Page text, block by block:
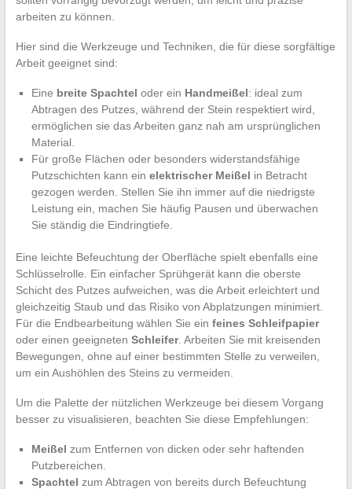
arbeiten zu können.
Hier sind die Werkzeuge und Techniken, die für diese sorgfältige
Arbeit geeignet sind:
Eine breite Spachtel oder ein Handmeißel: ideal zum
Abtragen des Putzes, während der Stein respektiert wird,
ermöglichen sie das Arbeiten ganz nah am ursprünglichen
Material.
Für große Flächen oder besonders widerstandsfähige
Putzschichten kann ein elektrischer Meißel in Betracht
gezogen werden. Stellen Sie ihn immer auf die niedrigste
Leistung ein, machen Sie häufig Pausen und überwachen
Sie ständig die Eindringtiefe.
Eine leichte Befeuchtung der Oberfläche spielt ebenfalls eine
Schlüsselrolle. Ein einfacher Sprühgerät kann die oberste
Schicht des Putzes aufweichen, was die Arbeit erleichtert und
gleichzeitig Staub und das Risiko von Abplatzungen minimiert.
Für die Endbearbeitung wählen Sie ein feines Schleifpapier
oder einen geeigneten Schleifer. Arbeiten Sie mit kreisenden
Bewegungen, ohne auf einer bestimmten Stelle zu verweilen,
um ein Aushöhlen des Steins zu vermeiden.
Um die Palette der nützlichen Werkzeuge bei diesem Vorgang
besser zu visualisieren, beachten Sie diese Empfehlungen:
Meißel zum Entfernen von dicken oder sehr haftenden
Putzbereichen.
Spachtel zum Abtragen von bereits durch Befeuchtung